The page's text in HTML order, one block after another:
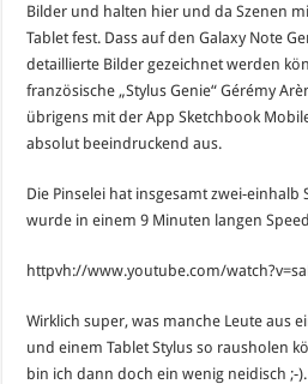
Bilder und halten hier und da Szenen
Tablet fest. Dass auf den Galaxy Note
detaillierte Bilder gezeichnet werden
französische „Stylus Genie“ Gérémy
übrigens mit der App Sketchbook
absolut beeindruckend aus.
Die Pinselei hat insgesamt zwei-
wurde in einem 9 Minuten langen
httpvh://www.youtube.com/
Wirklich super, was manche Leute aus
und einem Tablet Stylus so rausholen
bin ich dann doch ein wenig neidisch ;-